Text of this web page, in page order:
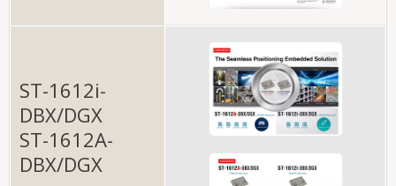
ST-1612i-
DBX/DGX
ST-1612A-
DBX/DGX